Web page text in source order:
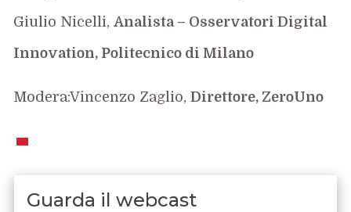
Giulio Nicelli,Analista – Osservatori Digital
Innovation, Politecnico di Milano
Modera:Vincenzo Zaglio,Direttore, ZeroUno
Guarda il webcast